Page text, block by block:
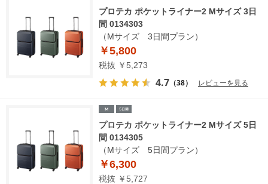
プロテカ ポケットライナー2 Mサイズ 3日
間 0134303
（Mサイズ 3日間プラン）
￥5,800
税抜 ￥5,273
4.7 （38） レビューを見る
プロテカ ポケットライナー2 Mサイズ 5日
間 0134305
（Mサイズ 5日間プラン）
￥6,300
税抜 ￥5,727